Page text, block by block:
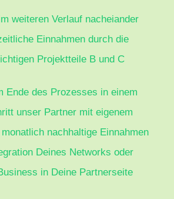
weiteren Verlauf nacheiander
Einnahmen durch die
Projektteile B und C
Ende des Prozesses in einem
unser Partner mit eigenem
nachhaltige Einnahmen
Deines Networks oder
in Deine Partnerseite